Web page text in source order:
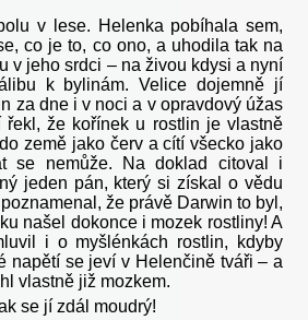
v lese. Helenka pobíhala sem,
co je to, co ono, a uhodila tak na
v jeho srdci – na živou kdysi a nyní
k bylinám. Velice dojemně jí
za dne i v noci a v opravdový úžas
že kořínek u rostlin je vlastně
země jako červ a cítí všecko jako
se nemůže. Na doklad citoval i
jeden pán, který si získal o vědu
že právě Darwin to byl,
našel dokonce i mozek rostliny! A
i o myšlénkách rostlin, kdyby
napětí se jeví v Helenčině tváři – a
vlastně již mozkem.
se jí zdál moudrý!